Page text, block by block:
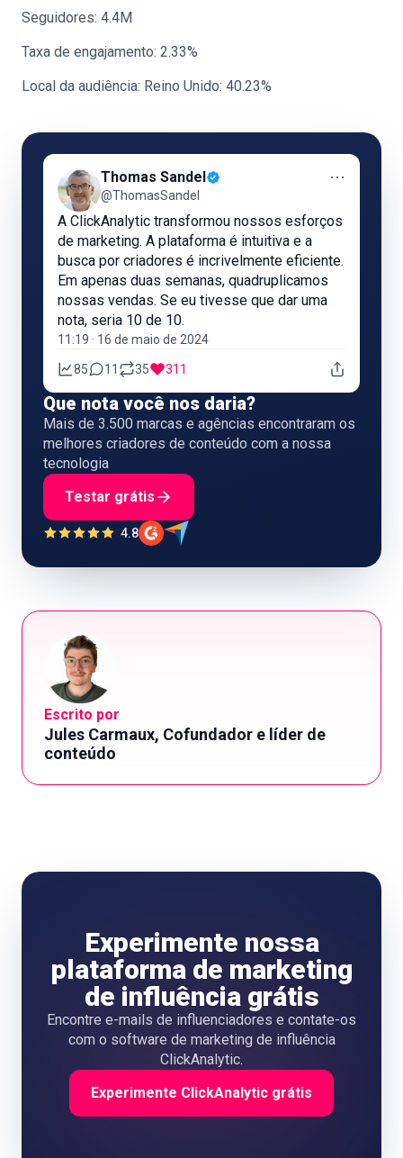
Seguidores: 4.4M
Taxa de engajamento: 2.33%
Local da audiência: Reino Unido: 40.23%
Thomas Sandel
@ThomasSandel
⋯
A ClickAnalytic transformou nossos esforços
de marketing. A plataforma é intuitiva e a
busca por criadores é incrivelmente eficiente.
Em apenas duas semanas, quadruplicamos
nossas vendas. Se eu tivesse que dar uma
nota, seria 10 de 10.
11:19 · 16 de maio de 2024
85 11 35 311
Que nota você nos daria?
Mais de 3.500 marcas e agências encontraram os
melhores criadores de conteúdo com a nossa
tecnologia
Testar grátis
4.8
Escrito por
Jules Carmaux, Cofundador e líder de
conteúdo
Experimente nossa
plataforma de marketing
de influência grátis
Encontre e-mails de influenciadores e contate-os
com o software de marketing de influência
ClickAnalytic.
Experimente ClickAnalytic grátis